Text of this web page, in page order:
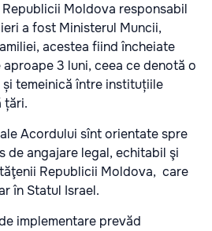
Moldova responsabil
a fost Ministerul Muncii,
acestea fiind încheiate
3 luni, ceea ce denotă o
temeinică între instituțiile
țări.
Acordului sînt orientate spre
de angajare legal, echitabil şi
Republicii Moldova, care
în Statul Israel.
implementare prevăd